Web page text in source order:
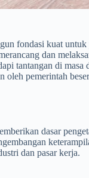
fondasi kuat untuk
dan
tantangan di masa
oleh pemerintah
dasar
dan pasar kerja.